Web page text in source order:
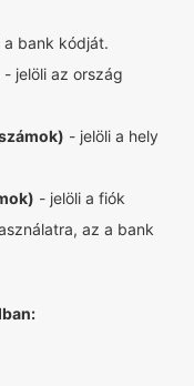
a bank kódját.
- jelöli az ország
- jelöli a hely
- jelöli a fiók
az a bank